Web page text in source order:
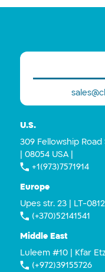
U.S.
309 Fellowship
| 08054 USA |
+1(973)7571914
Europe
Upes str. 23 | LT-
(+370)52141541
Middle East
Luleem #10 | Kfar
(+972)39155726